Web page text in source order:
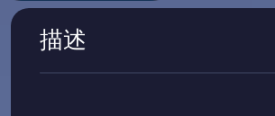
描述